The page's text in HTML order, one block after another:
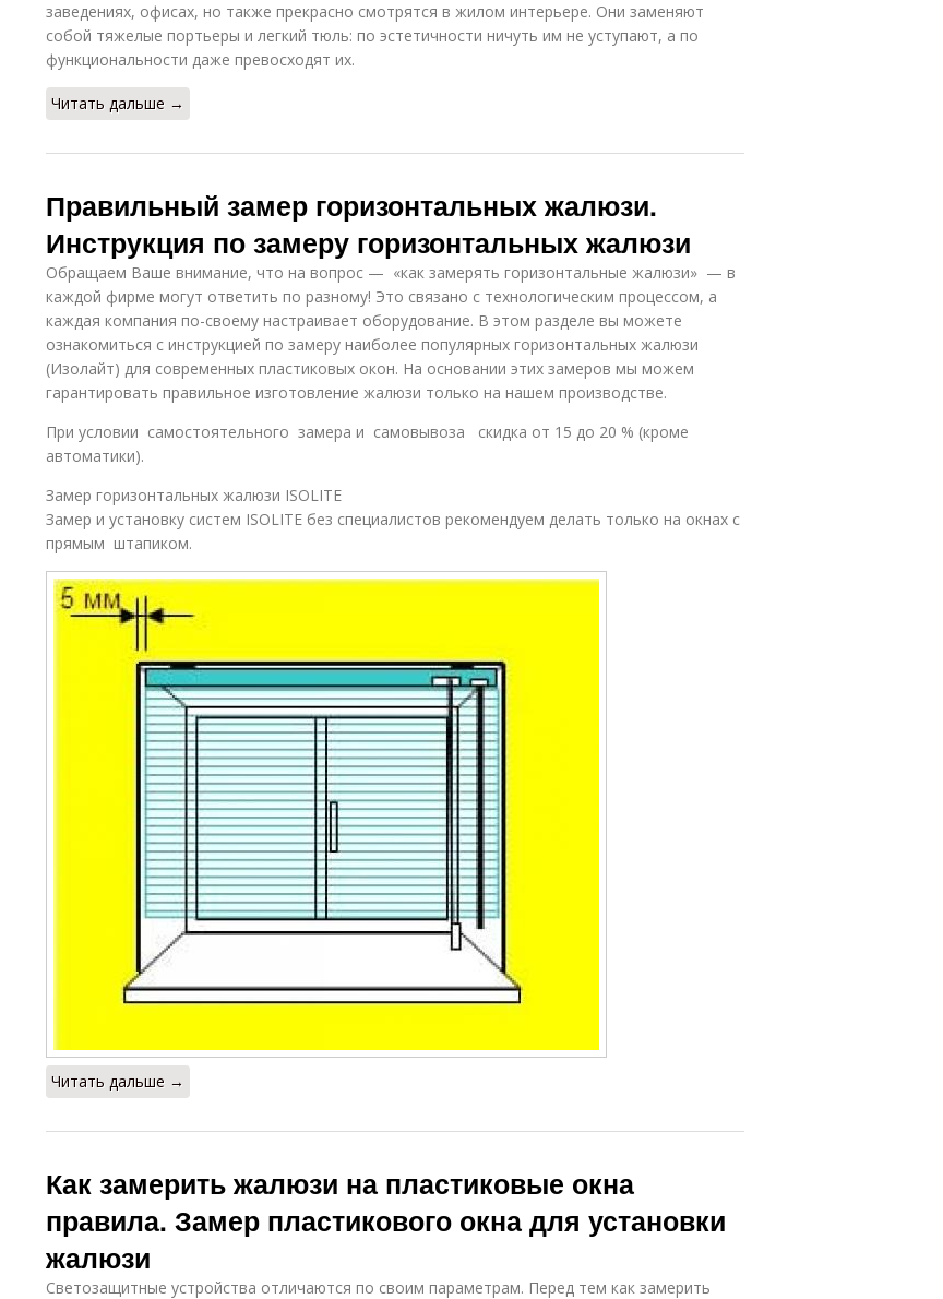
заведениях, офисах, но также прекрасно смотрятся в жилом интерьере. Они заменяют
собой тяжелые портьеры и легкий тюль: по эстетичности ничуть им не уступают, а по
функциональности даже превосходят их.
Читать дальше →
Правильный замер горизонтальных жалюзи.
Инструкция по замеру горизонтальных жалюзи
Обращаем Ваше внимание, что на вопрос — «как замерять горизонтальные жалюзи» — в
каждой фирме могут ответить по разному! Это связано с технологическим процессом, а
каждая компания по-своему настраивает оборудование. В этом разделе вы можете
ознакомиться с инструкцией по замеру наиболее популярных горизонтальных жалюзи
(Изолайт) для современных пластиковых окон. На основании этих замеров мы можем
гарантировать правильное изготовление жалюзи только на нашем производстве.
При условии самостоятельного замера и самовывоза скидка от 15 до 20 % (кроме
автоматики).
Замер горизонтальных жалюзи ISOLITE
Замер и установку систем ISOLITE без специалистов рекомендуем делать только на окнах с
прямым штапиком.
Читать дальше →
Как замерить жалюзи на пластиковые окна
правила. Замер пластикового окна для установки
жалюзи
Светозащитные устройства отличаются по своим параметрам. Перед тем как замерить